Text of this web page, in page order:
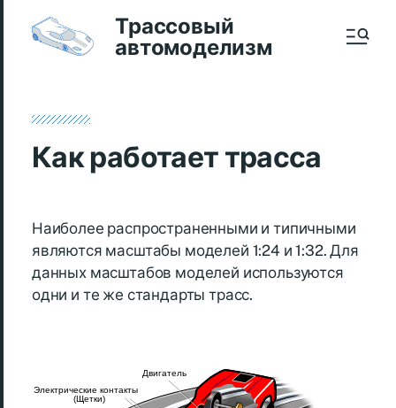
Трассовый
автомоделизм
Как работает трасса
Наиболее распространенными и типичными
являются масштабы моделей 1:24 и 1:32. Для
данных масштабов моделей используются
одни и те же стандарты трасс.